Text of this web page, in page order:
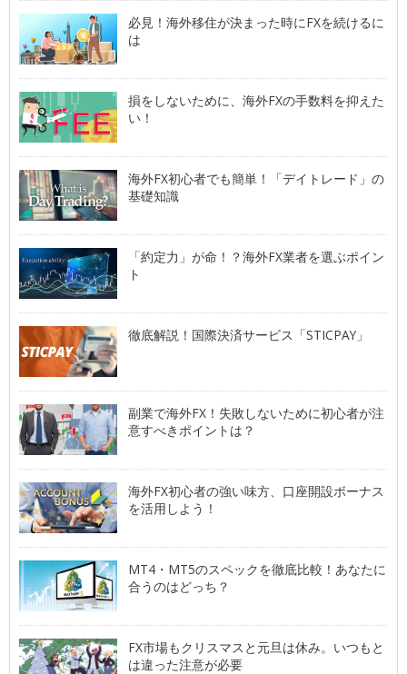
必見！海外移住が決まった時にFXを続けるに
は
損をしないために、海外FXの手数料を抑えた
い！
海外FX初心者でも簡単！「デイトレード」の
基礎知識
「約定力」が命！？海外FX業者を選ぶポイン
ト
徹底解説！国際決済サービス「STICPAY」
副業で海外FX！失敗しないために初心者が注
意すべきポイントは？
海外FX初心者の強い味方、口座開設ボーナス
を活用しよう！
MT4・MT5のスペックを徹底比較！あなたに
合うのはどっち？
FX市場もクリスマスと元旦は休み。いつもと
は違った注意が必要